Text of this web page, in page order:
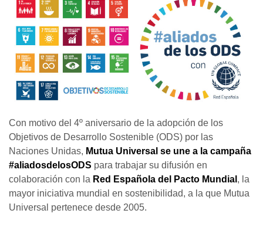
Con motivo del 4º aniversario de la adopción de los
Objetivos de Desarrollo Sostenible (ODS) por las
Naciones Unidas, Mutua Universal se une a la campaña
#aliadosdelosODS para trabajar su difusión en
colaboración con la Red Española del Pacto Mundial , la
mayor iniciativa mundial en sostenibilidad, a la que Mutua
Universal pertenece desde 2005.